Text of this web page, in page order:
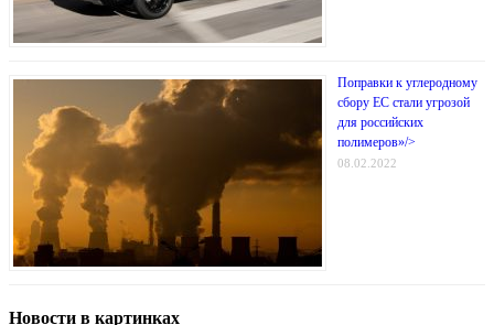
Поправки к углеродному
сбору ЕС стали угрозой
для российских
полимеров»/>
08.02.2022
Новости в картинках